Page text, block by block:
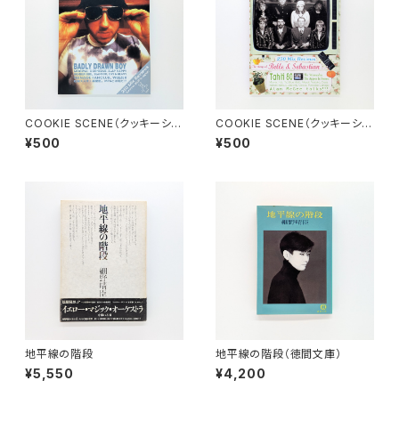
COOKIE SCENE（クッキーシー
ン）Vol.14 2000年7月
¥500
COOKIE SCENE（クッキーシー
ン）Vol.13 2000年5月
¥500
地平線の階段
¥5,550
地平線の階段（徳間文庫）
¥4,200